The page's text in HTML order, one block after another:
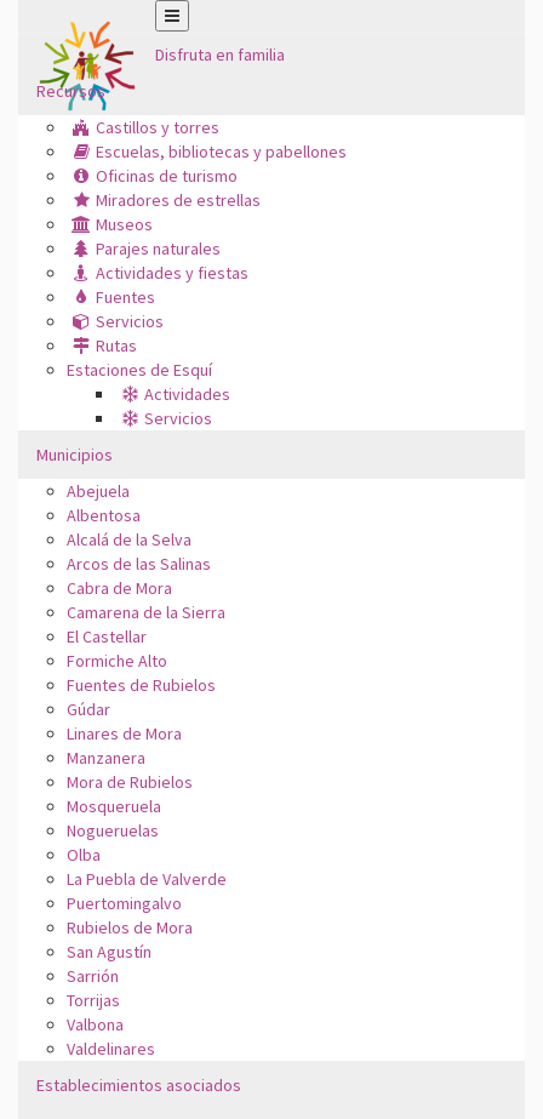
Disfruta en familia
Recursos
Castillos y torres
Escuelas, bibliotecas y pabellones
Oficinas de turismo
Miradores de estrellas
Museos
Parajes naturales
Actividades y fiestas
Fuentes
Servicios
Rutas
Estaciones de Esquí
Actividades
Servicios
Municipios
Abejuela
Albentosa
Alcalá de la Selva
Arcos de las Salinas
Cabra de Mora
Camarena de la Sierra
El Castellar
Formiche Alto
Fuentes de Rubielos
Gúdar
Linares de Mora
Manzanera
Mora de Rubielos
Mosqueruela
Nogueruelas
Olba
La Puebla de Valverde
Puertomingalvo
Rubielos de Mora
San Agustín
Sarrión
Torrijas
Valbona
Valdelinares
Establecimientos asociados